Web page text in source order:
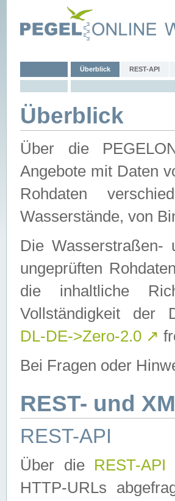
Überblick REST-API
Überblick
Über die
Angebote mit Daten
Rohdaten
Wasserstände, von
Die Wasserstraßen-
ungeprüften
die inhaltliche
Vollständigkeit der
DL-DE->Zero-2.0 ↗
Bei Fragen oder
REST- und
REST-API
Über die REST-API
HTTP-URLs